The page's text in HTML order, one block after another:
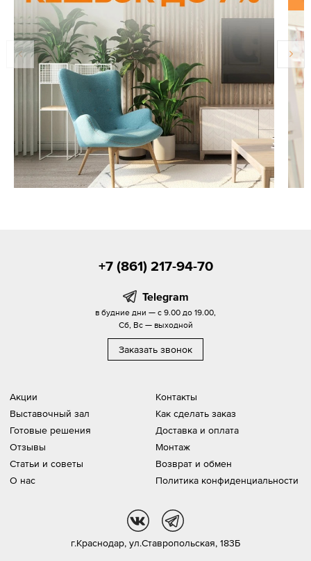
Акции
Выставочный зал
Готовые решения
Отзывы
Статьи и советы
О нас
Контакты
Как сделать заказ
Доставка и оплата
Монтаж
Возврат и обмен
Политика конфиденциальности
+7 (861) 217-94-70
Telegram
в будние дни — с 9.00 до 19.00,
Сб, Вс — выходной
Заказать звонок
г.Краснодар, ул.Ставропольская, 183Б
vk